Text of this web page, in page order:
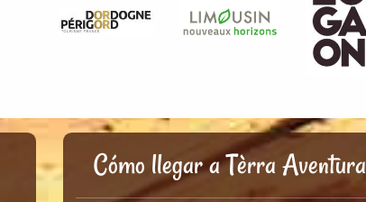
Cómo llegar a Tèrra Aventura